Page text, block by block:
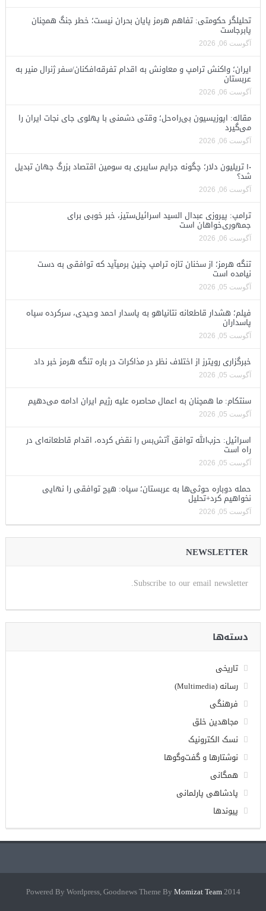
تحلیلگر حکومتی: تفاهم هرمز پایان بحران نیست؛ خطر جنگ همچنان
پابرجاست
آگوست 06, 2026
ایران؛ واکنش ترامپ و معاونش به اقدام تفرقه‌افکنان/سفر ژنرال منیر به
عربستان
آگوست 06, 2026
مقاله: اپوزیسیون بی‌راه‌حل؛ وقتی دشمنی با پهلوی جای نجات ایران را
می‌گیرد
آگوست 06, 2026
۱۰ تریلیون دلار؛ چگونه جرایم سایبری به سومین اقتصاد بزرگ جهان تبدیل
شد؟
آگوست 06, 2026
ترامپ: پیروزی عبدال السید اسرائیل‌ستیز، خبر خوبی برای
جمهوری‌خواهان است
آگوست 06, 2026
تنگه هرمز؛ از سخنان تازه ترامپ چنین برمیآید که توافقی به دست
نیامده است
آگوست 05, 2026
فیلم؛ هشدار قاطعانه نتانیاهو به پاسدار احمد وحیدی، سرکرده سپاه
پاسداران
آگوست 05, 2026
خبرگزاری رویترز از اختلاف نظر در مذاکرات در باره تنگه هرمز خبر داد
آگوست 05, 2026
سنتکام: ما همچنان به اعمال محاصره علیه رژیم ایران ادامه می‌دهیم
آگوست 05, 2026
اسرائیل: حزب‌الله توافق آتش‌بس را نقض کرده، اقدام قاطعانه‌ای در
راه است
آگوست 05, 2026
حمله دوباره حوثی‌ها به عربستان؛ سپاه: هیچ توافقی را نهایی
نخواهیم کرد+تحلیل
آگوست 05, 2026
NEWSLETTER
Subscribe to our email newsletter.
دسته‌ها
تاریخی
رسانه (Multimedia)
فرهنگی
مجاهدین خلق
نسک الکترونیک
نوشتارها و گفت‌وگوها
همگانی
پادشاهی پارلمانی
پیوندها
2014 Powered By Wordpress, Goodnews Theme By
Momizat Team